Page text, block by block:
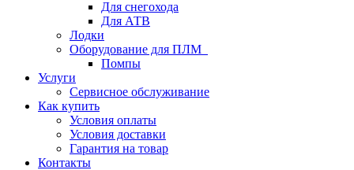
Для снегохода
Для АТВ
Лодки
Оборудование для ПЛМ
Помпы
Услуги
Сервисное обслуживание
Как купить
Условия оплаты
Условия доставки
Гарантия на товар
Контакты